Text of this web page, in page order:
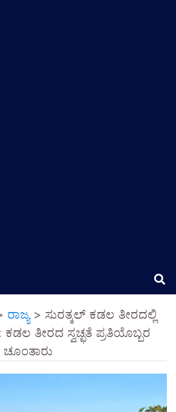
ರಾಜ್ಯ> ಸುರತ್ಕಲ್ ಕಡಲ ತೀರದಲ್ಲಿ
ತೀರದ ಸ್ವಚ್ಛತೆ ಪ್ರತಿಯೊಬ್ಬರ
ಚೂಂತಾರು